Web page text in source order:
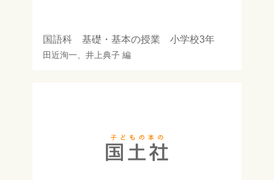
国語科 基礎・基本の授業 小学校3年
田近洵一、 井上典子編